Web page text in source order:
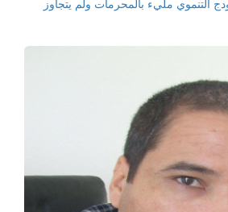
التنموي مليء بالمحرمات ولم يتجاوز